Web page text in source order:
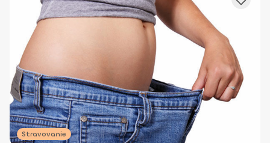
Stravovanie